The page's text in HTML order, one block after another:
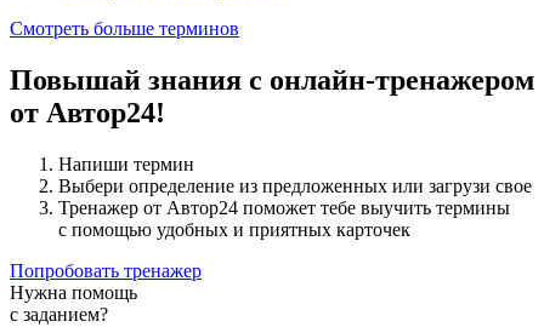
Смотреть больше терминов
Повышай знания с онлайн-тренажером
от Автор24!
Напиши термин
Выбери определение из предложенных или загрузи свое
Тренажер от Автор24 поможет тебе выучить термины
с помощью удобных и приятных карточек
Попробовать тренажер
Нужна помощь
с заданием?